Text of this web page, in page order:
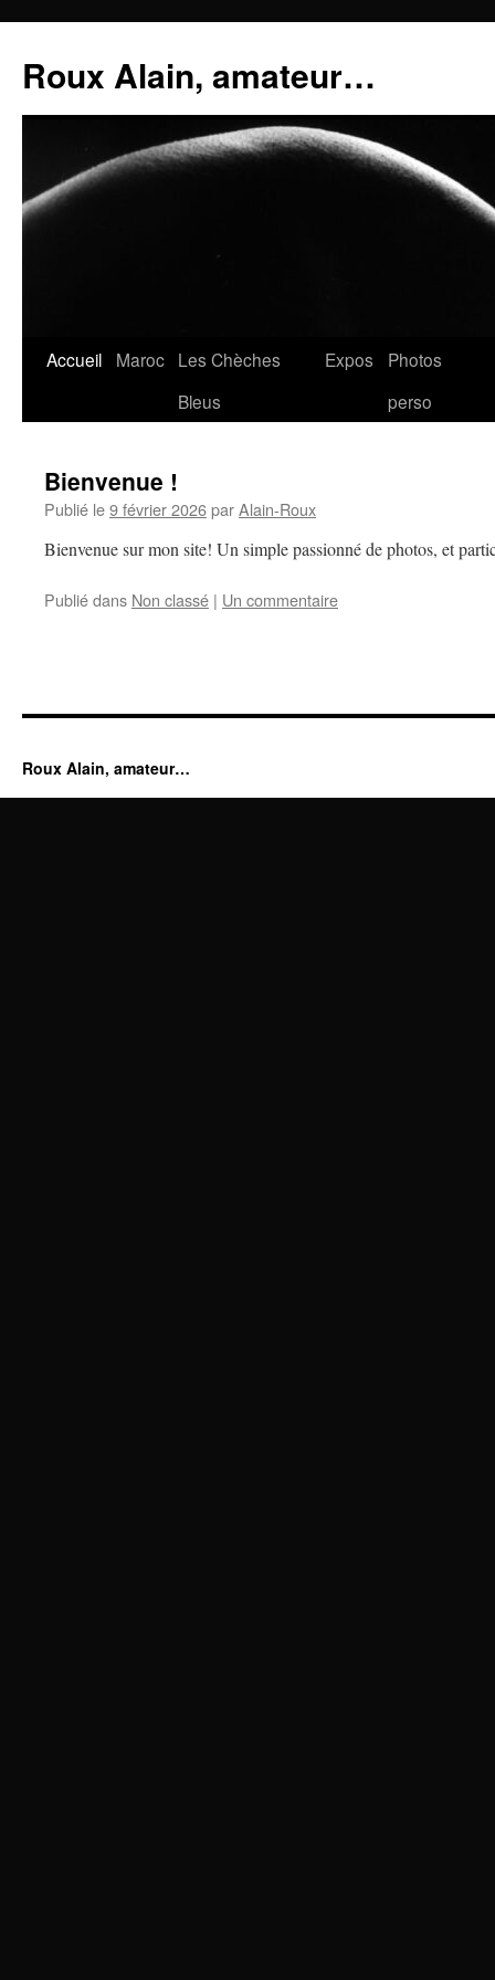
contenu
Roux Alain, amateur…
Accueil Maroc Les Chèches
Bleus
Expos
Photos
perso
Bienvenue !
Publié le9 février 2026parAlain-Roux
Bienvenue sur mon site! Un simple passionné de photos, et
Publié dans Non classé | Un commentaire
Roux Alain, amateur…